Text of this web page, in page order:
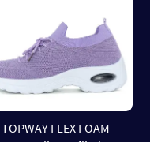
TOPWAY FLEX FOAM